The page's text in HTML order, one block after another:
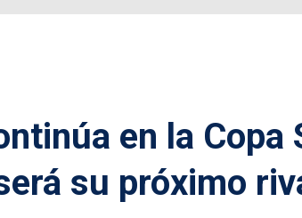
en la Copa
su próximo